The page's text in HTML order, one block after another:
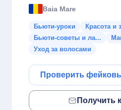
Baia Mare
Бьюти-уроки
Красота и
Бьюти-советы и ла...
Уход за волосами
Проверить
Получить